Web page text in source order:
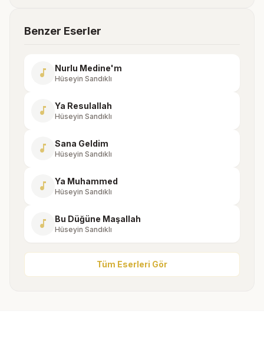
Benzer Eserler
music_note Nurlu Medine'm
Hüseyin Sandıklı
music_note Ya Resulallah
Hüseyin Sandıklı
music_note Sana Geldim
Hüseyin Sandıklı
music_note Ya Muhammed
Hüseyin Sandıklı
music_note Bu Düğüne Maşallah
Hüseyin Sandıklı
Tüm Eserleri Gör